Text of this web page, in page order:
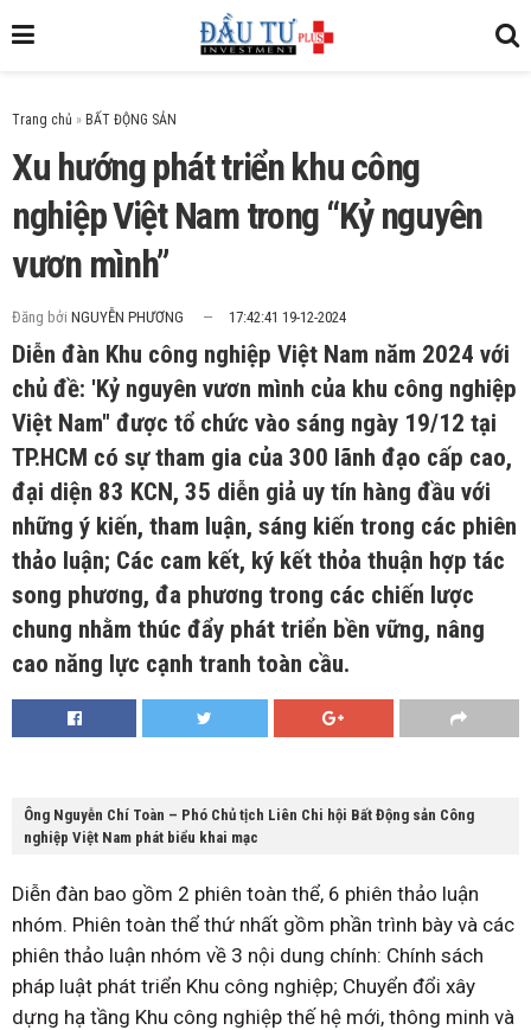
Trang chủ »
Xu hướng phát triển khu công
nghiệp Việt Nam trong “Kỷ nguyên
vươn mình”
Đăng bởi NGUYỄN PHƯƠNG 17:42:41 19-12-2024
Diễn đàn Khu công nghiệp Việt Nam năm 2024 với
chủ đề: 'Kỷ nguyên vươn mình của khu công nghiệp
Việt Nam" được tổ chức vào sáng ngày 19/12 tại
TP.HCM có sự tham gia của 300 lãnh đạo cấp cao,
đại diện 83 KCN, 35 diễn giả uy tín hàng đầu với
những ý kiến, tham luận, sáng kiến trong các phiên
thảo luận; Các cam kết, ký kết thỏa thuận hợp tác
song phương, đa phương trong các chiến lược
chung nhằm thúc đẩy phát triển bền vững, nâng
cao năng lực cạnh tranh toàn cầu.
Ông Nguyễn Chí Toàn – Phó Chủ tịch Liên Chi hội Bất Động sản Công
nghiệp Việt Nam phát biểu khai mạc
Diễn đàn bao gồm 2 phiên toàn thể, 6 phiên thảo luận
nhóm. Phiên toàn thể thứ nhất gồm phần trình bày và các
phiên thảo luận nhóm về 3 nội dung chính: Chính sách
pháp luật phát triển Khu công nghiệp; Chuyển đổi xây
dựng hạ tầng Khu công nghiệp thế hệ mới, thông minh và